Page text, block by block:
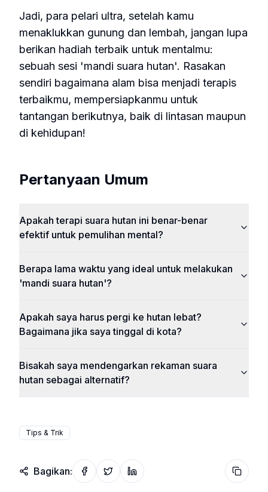
Jadi, para pelari ultra, setelah kamu
menaklukkan gunung dan lembah, jangan lupa
berikan hadiah terbaik untuk mentalmu:
sebuah sesi 'mandi suara hutan'. Rasakan
sendiri bagaimana alam bisa menjadi terapis
terbaikmu, mempersiapkanmu untuk
tantangan berikutnya, baik di lintasan maupun
di kehidupan!
Pertanyaan Umum
Apakah terapi suara hutan ini benar-benar
efektif untuk pemulihan mental?
Berapa lama waktu yang ideal untuk melakukan
'mandi suara hutan'?
Apakah saya harus pergi ke hutan lebat?
Bagaimana jika saya tinggal di kota?
Bisakah saya mendengarkan rekaman suara
hutan sebagai alternatif?
Tips & Trik
Bagikan: Share on Facebook
Share on Twitter
Share on LinkedIn Copy